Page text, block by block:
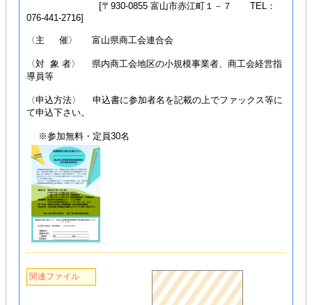
[〒930-0855 富山市赤江町１－７ TEL：
076‐441‐2716]
〈主 催〉 富山県商工会連合会
〈対 象 者〉 県内商工会地区の小規模事業者、商工会経営指
導員等
〈申込方法〉 申込書に参加者名を記載の上でファックス等に
て申込下さい。
※参加無料・定員30名
関連ファイル